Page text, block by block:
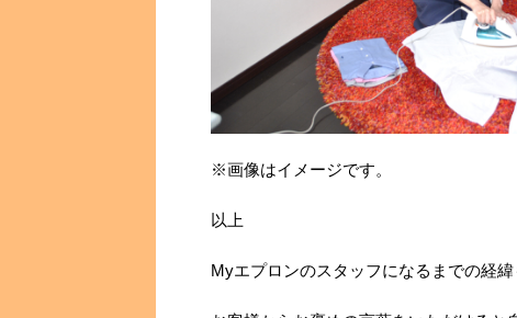
※画像はイメージです。
以上
Myエプロンのスタッフになるまでの経